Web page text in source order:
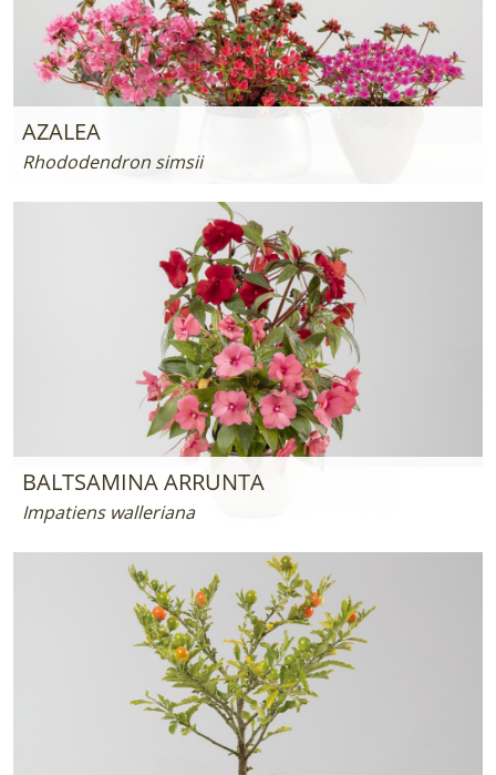
AZALEA
Rhododendron simsii
BALTSAMINA ARRUNTA
Impatiens walleriana